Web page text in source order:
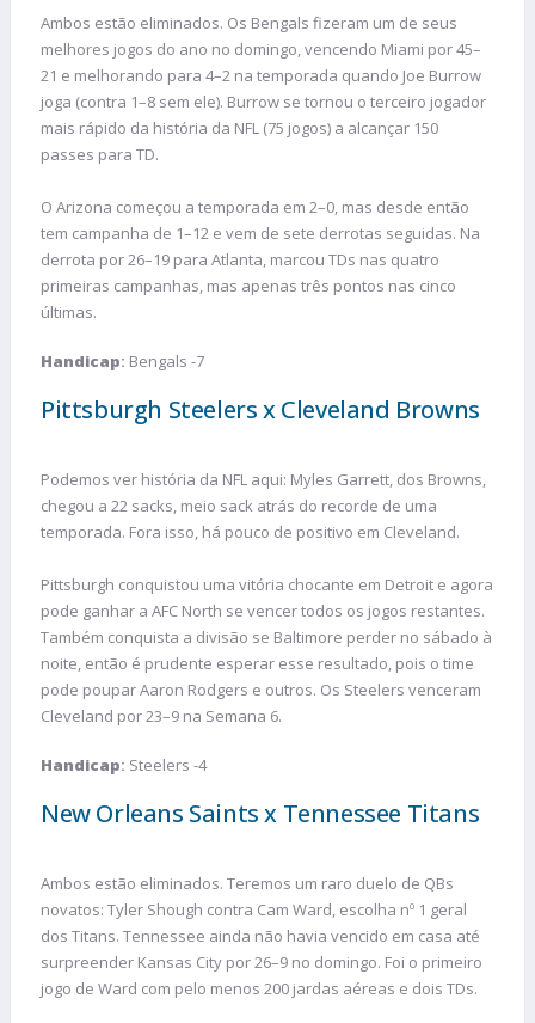
Ambos estão eliminados. Os Bengals fizeram um de seus
melhores jogos do ano no domingo, vencendo Miami por 45–
21 e melhorando para 4–2 na temporada quando Joe Burrow
joga (contra 1–8 sem ele). Burrow se tornou o terceiro jogador
mais rápido da história da NFL (75 jogos) a alcançar 150
passes para TD.
O Arizona começou a temporada em 2–0, mas desde então
tem campanha de 1–12 e vem de sete derrotas seguidas. Na
derrota por 26–19 para Atlanta, marcou TDs nas quatro
primeiras campanhas, mas apenas três pontos nas cinco
últimas.
Handicap: Bengals -7
Pittsburgh Steelers x Cleveland Browns
Podemos ver história da NFL aqui: Myles Garrett, dos Browns,
chegou a 22 sacks, meio sack atrás do recorde de uma
temporada. Fora isso, há pouco de positivo em Cleveland.
Pittsburgh conquistou uma vitória chocante em Detroit e agora
pode ganhar a AFC North se vencer todos os jogos restantes.
Também conquista a divisão se Baltimore perder no sábado à
noite, então é prudente esperar esse resultado, pois o time
pode poupar Aaron Rodgers e outros. Os Steelers venceram
Cleveland por 23–9 na Semana 6.
Handicap: Steelers -4
New Orleans Saints x Tennessee Titans
Ambos estão eliminados. Teremos um raro duelo de QBs
novatos: Tyler Shough contra Cam Ward, escolha nº 1 geral
dos Titans. Tennessee ainda não havia vencido em casa até
surpreender Kansas City por 26–9 no domingo. Foi o primeiro
jogo de Ward com pelo menos 200 jardas aéreas e dois TDs.